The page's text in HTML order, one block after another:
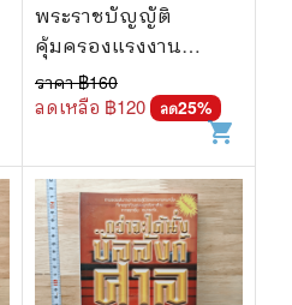
พระราชบัญญัติ
คุ้มครองแรงงาน
พ.ศ.2541
ราคา ฿160
ลดเหลือ ฿120 ลด25%
shopping_cart